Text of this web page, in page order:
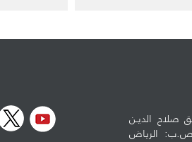
ص.ب: الرياض
5973 - الرمز البريدي: 11432 تلفون: 96614778990